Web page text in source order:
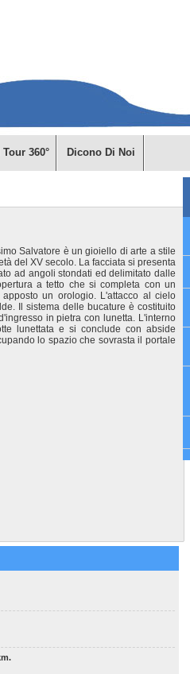
360° Dicono Di Noi
Salvatore è un gioiello di arte a stile
del XV secolo. La facciata si presenta
ad angoli stondati ed delimitato dalle
a tetto che si completa con un
un orologio. L'attacco al cielo
Il sistema delle bucature è costituito
in pietra con lunetta. L'interno
lunettata e si conclude con abside
lo spazio che sovrasta il portale